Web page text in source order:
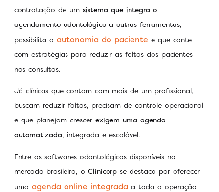
contratação de um sistema que integra o
agendamento odontológico a outras ferramentas,
possibilita a autonomia do paciente e que conte
com estratégias para reduzir as faltas dos pacientes
nas consultas.
Já clínicas que contam com mais de um profissional,
buscam reduzir faltas, precisam de controle operacional
e que planejam crescer exigem uma agenda
automatizada, integrada e escalável.
Entre os softwares odontológicos disponíveis no
mercado brasileiro, o Clinicorp se destaca por oferecer
uma agenda online integrada a toda a operação